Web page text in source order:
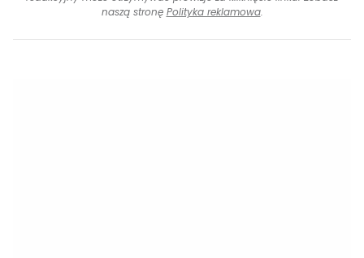
naszą stronę Polityka reklamowa.